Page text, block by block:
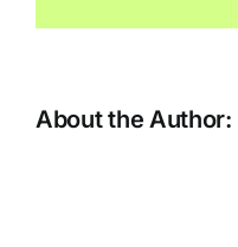
About the Author: